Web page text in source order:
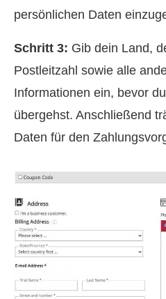
persönlichen Daten
Schritt 3: Gib dein Land,
Postleitzahl sowie alle
Informationen ein, bevor
übergehst. Anschließend
Daten für den